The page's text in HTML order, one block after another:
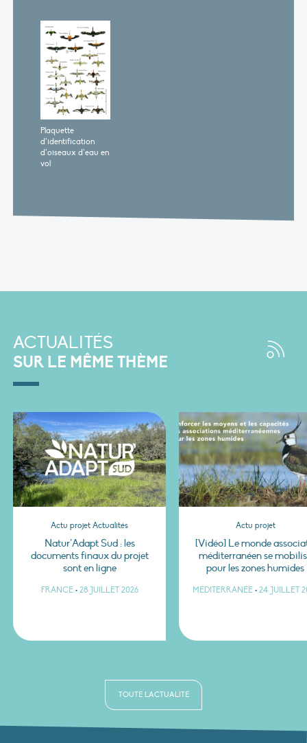
Plaquette
d’identification
d’oiseaux d’eau en
vol
ACTUALITÉS
SUR LE MÊME THÈME
Actu projet Actualités
Natur’Adapt Sud : les
documents finaux du projet
sont en ligne
FRANCE • 28 JUILLET 2026
Actu projet
[Vidéo] Le monde
méditerranéen se
pour les zones humides
MÉDITERRANÉE • 24 JUILLET
TOUTE L'ACTUALITÉ